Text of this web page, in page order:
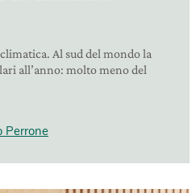
Al sud del mondo la
all’anno: molto meno del
Perrone